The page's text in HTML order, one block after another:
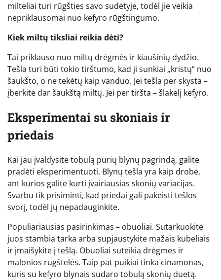
milteliai turi rūgšties savo sudėtyje, todėl jie veikia
nepriklausomai nuo kefyro rūgštingumo.
Kiek miltų tiksliai reikia dėti?
Tai priklauso nuo miltų drėgmės ir kiaušinių dydžio.
Tešla turi būti tokio tirštumo, kad ji sunkiai „kristų“ nuo
šaukšto, o ne tekėtų kaip vanduo. Jei tešla per skysta –
įberkite dar šaukštą miltų. Jei per tiršta – šlakelį kefyro.
Eksperimentai su skoniais ir
priedais
Kai jau įvaldysite tobulą purių blynų pagrindą, galite
pradėti eksperimentuoti. Blynų tešla yra kaip drobė,
ant kurios galite kurti įvairiausias skonių variacijas.
Svarbu tik prisiminti, kad priedai gali pakeisti tešlos
svorį, todėl jų nepadauginkite.
Populiariausias pasirinkimas – obuoliai. Sutarkuokite
juos stambia tarka arba supjaustykite mažais kubeliais
ir įmaišykite į tešlą. Obuoliai suteikia drėgmės ir
malonios rūgštelės. Taip pat puikiai tinka cinamonas,
kuris su kefyro blynais sudaro tobulą skonių duetą.